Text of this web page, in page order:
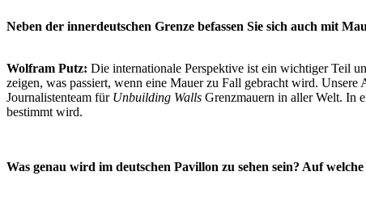
Neben der innerdeutschen Grenze befassen Sie sich auch mit
Wolfram Putz: Die internationale Perspektive ist ein wichtiger Teil
zeigen, was passiert, wenn eine Mauer zu Fall gebracht wird.
Journalistenteam für Unbuilding Walls Grenzmauern in aller Welt. In
bestimmt wird.
Was genau wird im deutschen Pavillon zu sehen sein? Auf